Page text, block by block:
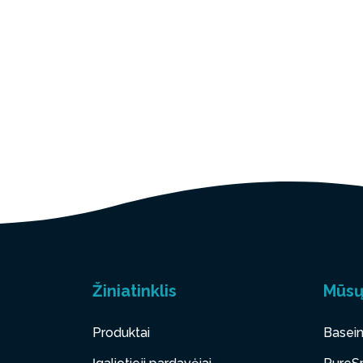
Žiniatinklis
Produktai